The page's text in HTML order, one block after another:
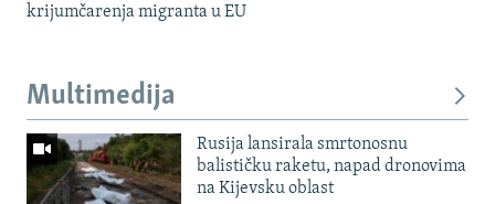
krijumčarenja migranta u EU
Multimedija
Rusija lansirala smrtonosnu
balističku raketu, napad dronovima
na Kijevsku oblast